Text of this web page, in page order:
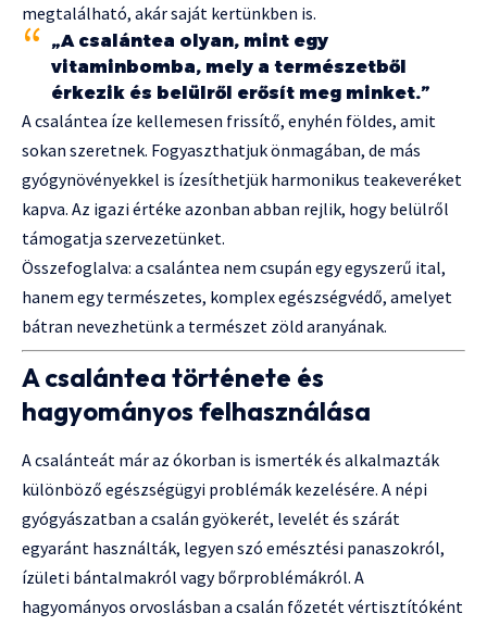
megtalálható, akár saját kertünkben is.
„A csalántea olyan, mint egy
vitaminbomba, mely a természetből
érkezik és belülről erősít meg minket.”
A csalántea íze kellemesen frissítő, enyhén földes, amit
sokan szeretnek. Fogyaszthatjuk önmagában, de más
gyógynövényekkel is ízesíthetjük harmonikus teakeveréket
kapva. Az igazi értéke azonban abban rejlik, hogy belülről
támogatja szervezetünket.
Összefoglalva: a csalántea nem csupán egy egyszerű ital,
hanem egy természetes, komplex egészségvédő, amelyet
bátran nevezhetünk a természet zöld aranyának.
A csalántea története és
hagyományos felhasználása
A csalánteát már az ókorban is ismerték és alkalmazták
különböző egészségügyi problémák kezelésére. A népi
gyógyászatban a csalán gyökerét, levelét és szárát
egyaránt használták, legyen szó emésztési panaszokról,
ízületi bántalmakról vagy bőrproblémákról. A
hagyományos orvoslásban a csalán főzetét vértisztítóként